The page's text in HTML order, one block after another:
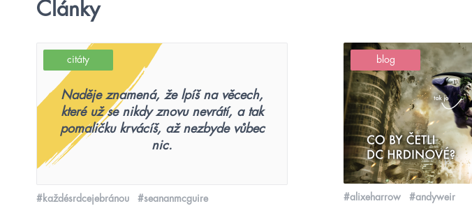
Články
citáty
Naděje znamená, že lpíš na věcech,
které už se nikdy znovu nevrátí, a tak
pomaličku krvácíš, až nezbyde vůbec
nic.
#každésrdcejebránou #seananmcguire
blog
#alixeharrow #andyweir